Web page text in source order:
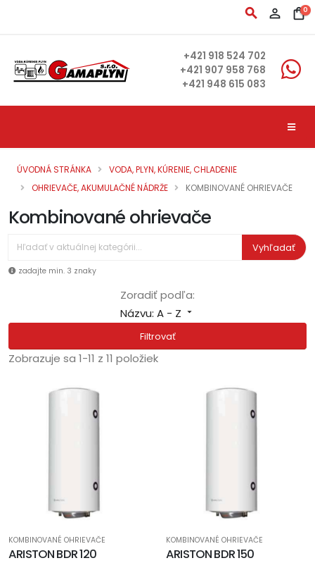
search person_outline shopping_bag0
+421 918 524 702
+421 907 958 768
+421 948 615 083
ÚVODNÁ STRÁNKA
VODA, PLYN, KÚRENIE, CHLADENIE
OHRIEVAČE, AKUMULAČNÉ NÁDRŽE
KOMBINOVANÉ OHRIEVAČE
Kombinované ohrievače
Vyhľadať
zadajte min. 3 znaky
Zoradiť podľa:
Názvu: A - Z 
Filtrovať
Zobrazuje sa 1-11 z 11 položiek
KOMBINOVANÉ OHRIEVAČE
ARISTON BDR 120
KOMBINOVANÉ OHRIEVAČE
ARISTON BDR 150